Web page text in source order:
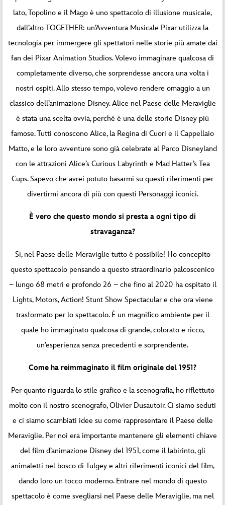
lato, Topolino e il Mago è uno spettacolo di illusione musicale,
dall’altro TOGETHER: un’Avventura Musicale Pixar utilizza la
tecnologia per immergere gli spettatori nelle storie più amate dai
fan dei Pixar Animation Studios. Volevo immaginare qualcosa di
completamente diverso, che sorprendesse ancora una volta i
nostri ospiti. Allo stesso tempo, volevo rendere omaggio a un
classico dell’animazione Disney. Alice nel Paese delle Meraviglie
è stata una scelta ovvia, perché è una delle storie Disney più
famose. Tutti conoscono Alice, la Regina di Cuori e il Cappellaio
Matto, e le loro avventure sono già celebrate al Parco Disneyland
con le attrazioni Alice’s Curious Labyrinth e Mad Hatter’s Tea
Cups. Sapevo che avrei potuto basarmi su questi riferimenti per
divertirmi ancora di più con questi Personaggi iconici.
È vero che questo mondo si presta a ogni tipo di
stravaganza?
Sì, nel Paese delle Meraviglie tutto è possibile! Ho concepito
questo spettacolo pensando a questo straordinario palcoscenico
– lungo 68 metri e profondo 26 – che fino al 2020 ha ospitato il
Lights, Motors, Action! Stunt Show Spectacular e che ora viene
trasformato per lo spettacolo. È un magnifico ambiente per il
quale ho immaginato qualcosa di grande, colorato e ricco,
un’esperienza senza precedenti e sorprendente.
Come ha reimmaginato il film originale del 1951?
Per quanto riguarda lo stile grafico e la scenografia, ho riflettuto
molto con il nostro scenografo, Olivier Dusautoir. Ci siamo seduti
e ci siamo scambiati idee su come rappresentare il Paese delle
Meraviglie. Per noi era importante mantenere gli elementi chiave
del film d’animazione Disney del 1951, come il labirinto, gli
animaletti nel bosco di Tulgey e altri riferimenti iconici del film,
dando loro un tocco moderno. Entrare nel mondo di questo
spettacolo è come svegliarsi nel Paese delle Meraviglie, ma nel